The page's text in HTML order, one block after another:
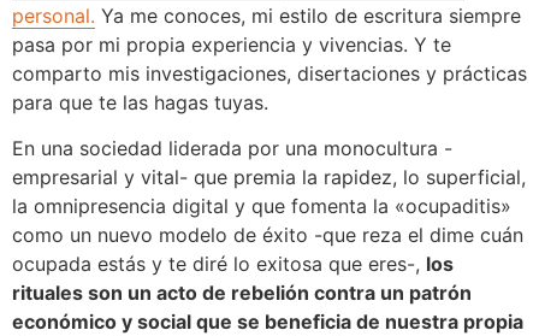
personal. Ya me conoces, mi estilo de escritura siempre
pasa por mi propia experiencia y vivencias. Y te
comparto mis investigaciones, disertaciones y prácticas
para que te las hagas tuyas.
En una sociedad liderada por una monocultura -
empresarial y vital- que premia la rapidez, lo superficial,
la omnipresencia digital y que fomenta la «ocupaditis»
como un nuevo modelo de éxito -que reza el dime cuán
ocupada estás y te diré lo exitosa que eres-, los
rituales son un acto de rebelión contra un patrón
económico y social que se beneficia de nuestra propia